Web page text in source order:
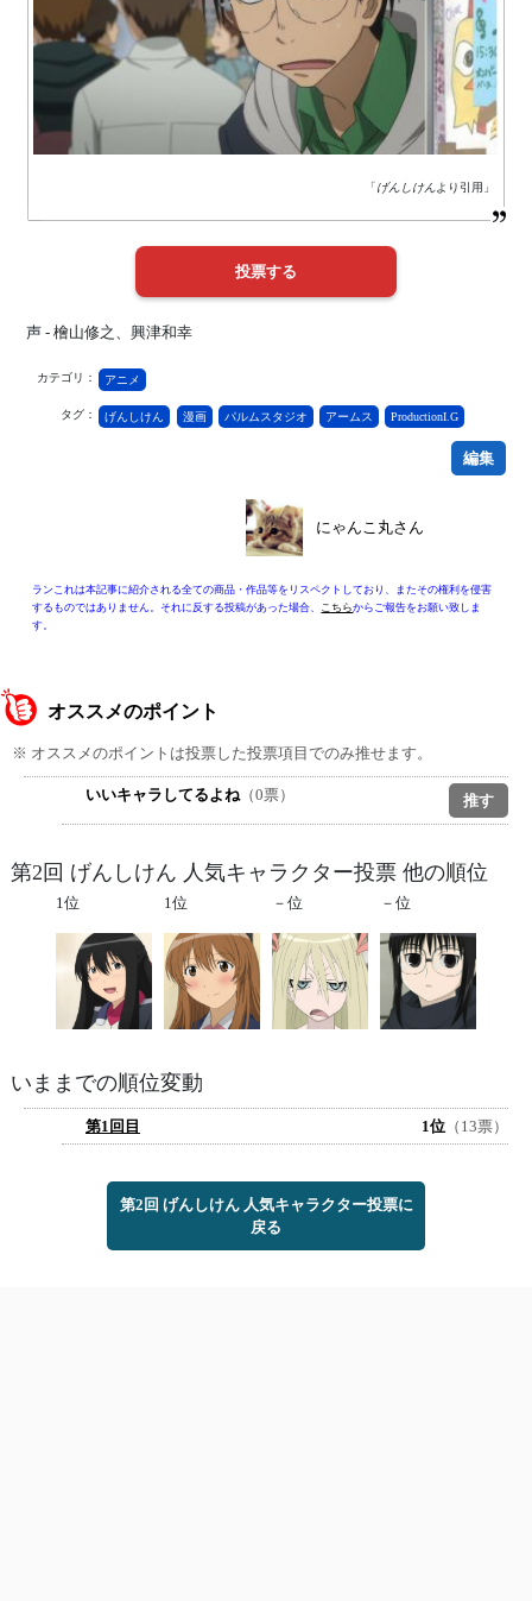
「げんしけんより引用」
声 - 檜山修之、興津和幸
カテゴリ： アニメ
タグ： げんしけん 漫画 パルムスタジオ アームス ProductionI.G
編集
にゃんこ丸さん
ランこれは本記事に紹介される全ての商品・作品等をリスペクトしており、またその権利を侵害
するものではありません。それに反する投稿があった場合、 こちらからご報告をお願い致しま
す。
オススメのポイント
※ オススメのポイントは投票した投票項目でのみ推せます。
いいキャラしてるよね（0票）
第2回 げんしけん 人気キャラクター投票 他の順位
1位 1位 －位 －位
いままでの順位変動
第1回目 1位 （13票）
第2回 げんしけん 人気キャラクター投票に
戻る